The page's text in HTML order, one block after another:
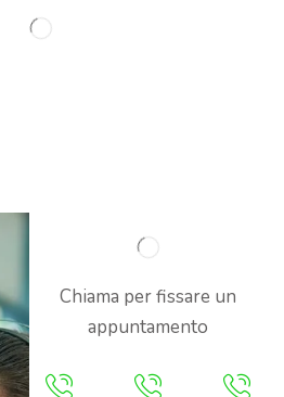
Chiama per fissare un
appuntamento